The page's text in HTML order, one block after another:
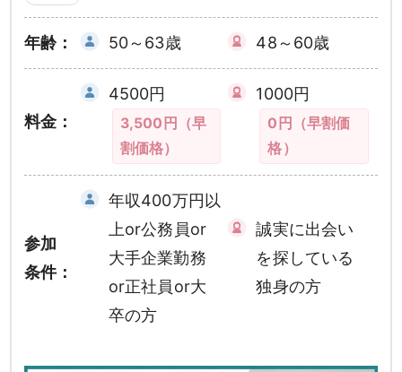
年齢： 50～63歳 48～60歳
料金：
4500円
3,500円（早
割価格）
1000円
0円（早割価
格）
参加
条件：
年収400万円以
上or公務員or
大手企業勤務
or正社員or大
卒の方
誠実に出会い
を探している
独身の方